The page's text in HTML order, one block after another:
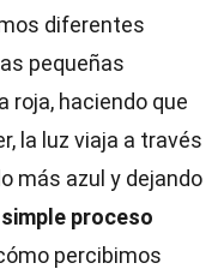
diferentes
pequeñas
roja, haciendo que
la luz viaja a través
más azul y dejando
proceso
percibimos